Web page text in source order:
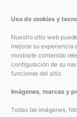
Uso de cookies y
Nuestro sitio web
mejorar su experiencia
mostrarle contenido
configuración de su
funciones del sitio.
Imágenes, marcas y
Todas las imágenes,